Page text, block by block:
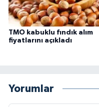
TMO kabuklu fındık alım
fiyatlarını açıkladı
Yorumlar